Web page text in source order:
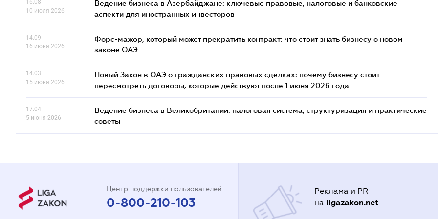
16.08
10 июля 2026
Ведение бизнеса в Азербайджане: ключевые правовые, налоговые и банковские
аcпекти для иностранных инвесторов
14.09
16 июня 2026
Форс-мажор, который может прекратить контракт: что стоит знать бизнесу о новом
законе ОАЭ
14.03
15 июня 2026
Новый Закон в ОАЭ о гражданских правовых сделках: почему бизнесу стоит
пересмотреть договоры, которые действуют после 1 июня 2026 года
17.04
5 июня 2026
Ведение бизнеса в Великобритании: налоговая система, структуризация и практические
советы
Центр поддержки пользователей
0-800-210-103
Реклама и PR
на ligazakon.net